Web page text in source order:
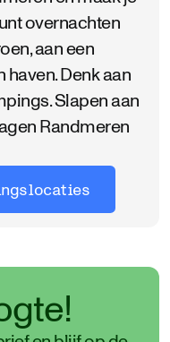
overnachten
aan een
haven. Denk aan
Slapen aan
Randmeren